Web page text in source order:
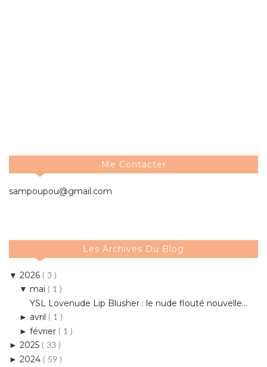
Me Contacter
sampoupou@gmail.com
Les Archives Du Blog
▼ 2026 ( 3 )
▼ mai ( 1 )
YSL Lovenude Lip Blusher : le nude flouté nouvelle...
► avril ( 1 )
► février ( 1 )
► 2025 ( 33 )
► 2024 ( 59 )